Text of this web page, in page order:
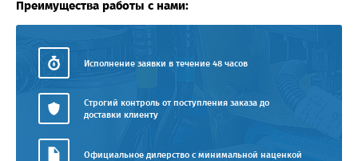
Преимущества работы с нами:
Исполнение заявки в течение 48 часов
Строгий контроль от поступления заказа до
доставки клиенту
Официальное дилерство с минимальной наценкой